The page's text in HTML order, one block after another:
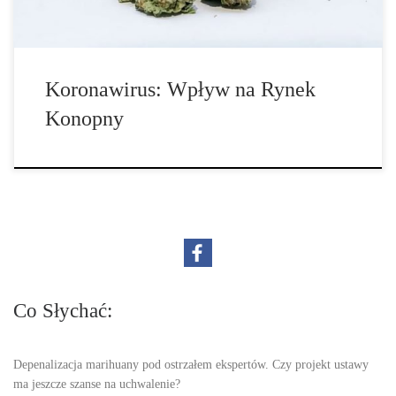
Koronawirus: Wpływ na Rynek
Konopny
Co Słychać:
Depenalizacja marihuany pod ostrzałem ekspertów. Czy projekt ustawy
ma jeszcze szanse na uchwalenie?